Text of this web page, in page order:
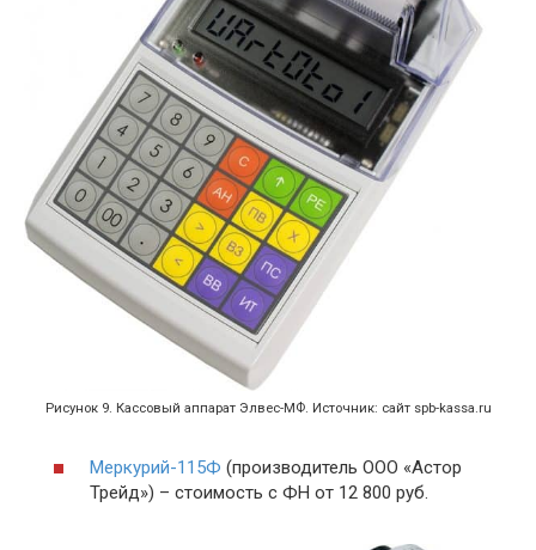
Рисунок 9. Кассовый аппарат Элвес-МФ. Источник: сайт spb-kassa.ru
Меркурий-115Ф (производитель ООО «Астор
Трейд») – стоимость с ФН от 12 800 руб.